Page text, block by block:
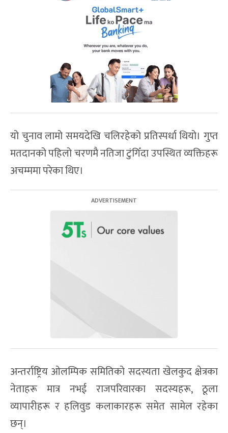
यो चुनाव लामो समयदेखि चलिरहेको प्रतिस्पर्धा थियो। गुप्त
मतदानको पहिलो चरणमै नतिजा टुंगिँदा उपस्थित व्यक्तिहरू
अचम्ममा परेका थिए।
अन्तर्राष्ट्रिय ओलम्पिक समितिको सदस्यता खेलकुद क्षेत्रका
नेताहरू मात्र नभई राजपरिवारका सदस्यहरू, ठूला
व्यापारीहरू र हलिवुड कलाकारहरू समेत सामेल रहेका
छन्।